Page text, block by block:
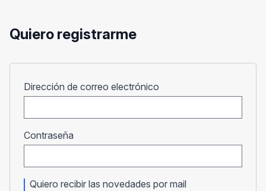
Quiero registrarme
Dirección de correo electrónico
Contraseña
Quiero recibir las novedades por mail